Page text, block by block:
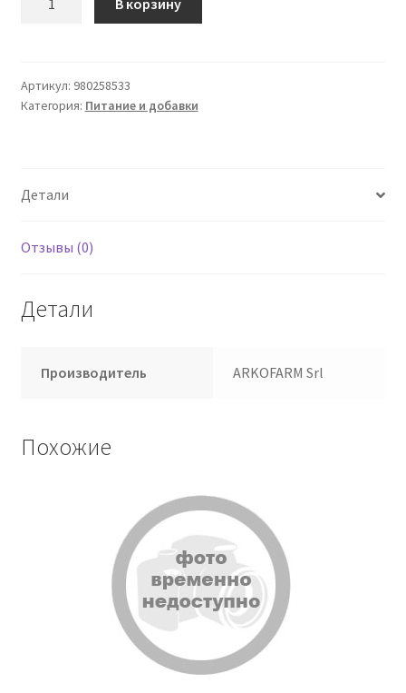
45
капсул
Артикул: 980258533
Категория: Питание и добавки
Детали
Отзывы (0)
Детали
Производитель ARKOFARM Srl
Похожие